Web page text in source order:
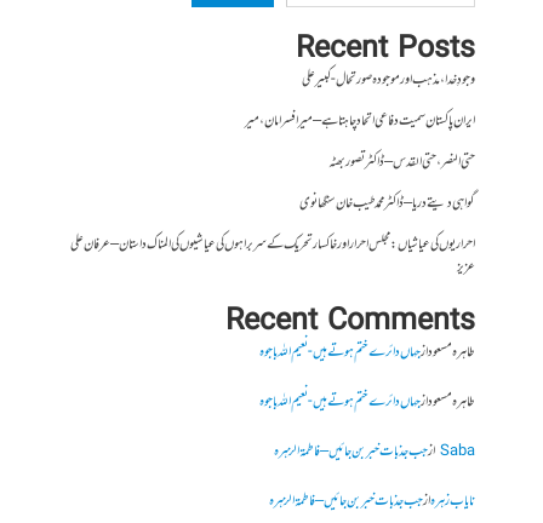
Recent Posts
وجودِ خدا، مذہب اور موجودہ صورتحال- کبیر علی
ایران پاکستان سمیت دفاعی اتحاد چاہتا ہے – میر افسر امان،میر
حتی النصر ، حتی القدس – ڈاکٹر تصور بھٹہ
گواہی دیتے دریا – ڈاکٹر محمد طیب خان سنگھانوی
احراریوں کی عیاشیاں : مجلس احرار اور خاکسار تحریک کے سربراہوں کی عیاشیوں کی المناک داستان – عرفان علی
عزیز
Recent Comments
طاہرہ مسعودازجہاں دائرے ختم ہوتے ہیں- نعیم اللہ باجوہ
طاہرہ مسعودازجہاں دائرے ختم ہوتے ہیں- نعیم اللہ باجوہ
Sabaازجب جذبات خبر بن جائیں – فاطمۃالزہرہ
نایاب زہرہازجب جذبات خبر بن جائیں – فاطمۃالزہرہ